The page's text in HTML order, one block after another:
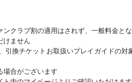
クラブ割の適用はされず、一般料金と
けません
換チケットお取扱いプレイガイドの対
場合がございます